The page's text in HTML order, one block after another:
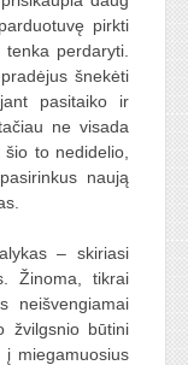
pirkti
perdaryti.
šnekėti
pasitaiko ir
ne visada
to nedidelio,
naują
– skiriasi
Žinoma, tikrai
neišvengiamai
žvilgsnio būtini
į miegamuosius